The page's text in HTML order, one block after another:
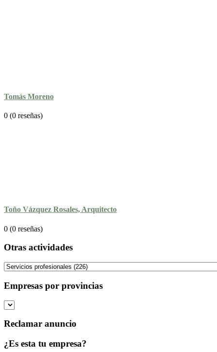
Tomás Moreno
0 (0 reseñas)
Toño Vázquez Rosales, Arquitecto
0 (0 reseñas)
Otras actividades
Empresas por provincias
Reclamar anuncio
¿Es esta tu empresa?